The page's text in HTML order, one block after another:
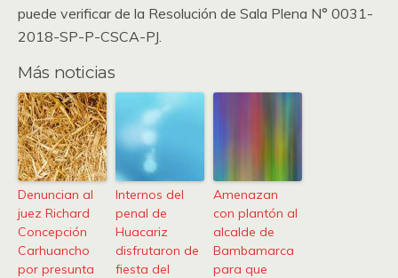
puede verificar de la Resolución de Sala Plena N° 0031-
2018-SP-P-CSCA-PJ.
Más noticias
Denuncian al
juez Richard
Concepción
Carhuancho
por presunta
Internos del
penal de
Huacariz
disfrutaron de
fiesta del
Amenazan
con plantón al
alcalde de
Bambamarca
para que